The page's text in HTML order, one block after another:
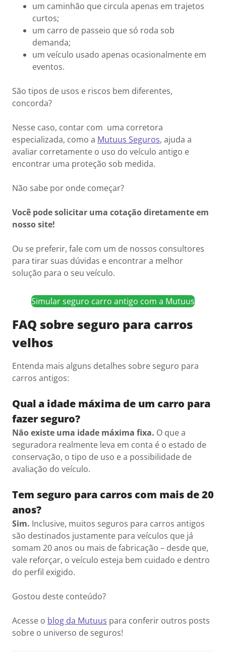
um caminhão que circula apenas em trajetos
curtos;
um carro de passeio que só roda sob
demanda;
um veículo usado apenas ocasionalmente em
eventos.
São tipos de usos e riscos bem diferentes,
concorda?
Nesse caso, contar com uma corretora
especializada, como a Mutuus Seguros, ajuda a
avaliar corretamente o uso do veículo antigo e
encontrar uma proteção sob medida.
Não sabe por onde começar?
Você pode solicitar uma cotação diretamente em
nosso site!
Ou se preferir, fale com um de nossos consultores
para tirar suas dúvidas e encontrar a melhor
solução para o seu veículo.
Simular seguro carro antigo com a Mutuus
FAQ sobre seguro para carros
velhos
Entenda mais alguns detalhes sobre seguro para
carros antigos:
Qual a idade máxima de um carro para
fazer seguro?
Não existe uma idade máxima fixa. O que a
seguradora realmente leva em conta é o estado de
conservação, o tipo de uso e a possibilidade de
avaliação do veículo.
Tem seguro para carros com mais de 20
anos?
Sim. Inclusive, muitos seguros para carros antigos
são destinados justamente para veículos que já
somam 20 anos ou mais de fabricação – desde que,
vale reforçar, o veículo esteja bem cuidado e dentro
do perfil exigido.
Gostou deste conteúdo?
Acesse o blog da Mutuus para conferir outros posts
sobre o universo de seguros!